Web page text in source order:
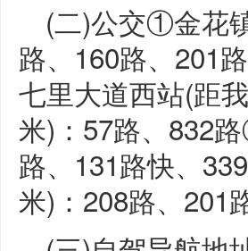
(二)公交①金花
路、160路、201
七里大道西站(距
米)：57路、832
路、131路快、
米)：208路、201